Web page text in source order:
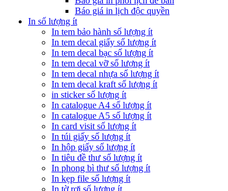
Báo giá in lịch độc quyền
In số lượng ít
In tem bảo hành số lượng ít
In tem decal giấy số lượng ít
In tem decal bạc số lượng ít
In tem decal vỡ số lượng ít
In tem decal nhựa số lượng ít
In tem decal kraft số lượng ít
in sticker số lượng ít
In catalogue A4 số lượng ít
In catalogue A5 số lượng ít
In card visit số lượng ít
In túi giấy số lượng ít
In hộp giấy số lượng ít
In tiêu đề thư số lượng ít
In phong bì thư số lượng ít
In kẹp file số lượng ít
In tờ rơi số lượng ít